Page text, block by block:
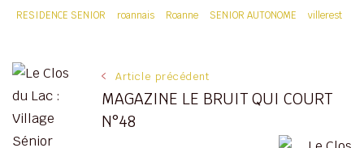
RESIDENCE SENIOR
roannais Roanne SENIOR AUTONOME villerest
Navigation
des
Article précédent
MAGAZINE LE BRUIT QUI COURT
N°48